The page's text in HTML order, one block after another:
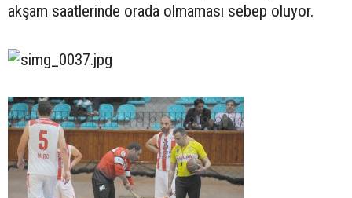
akşam saatlerinde orada olmaması sebep oluyor.